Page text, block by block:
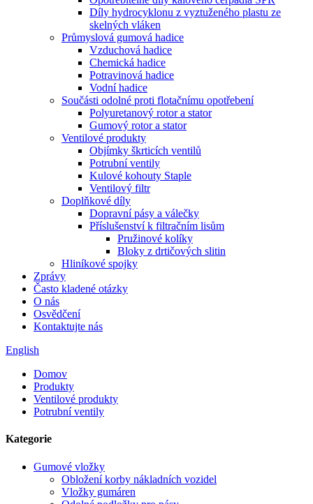
Díly hydrocyklonu z vyztuženého plastu ze
skelných vláken
Průmyslová gumová hadice
Vzduchová hadice
Chemická hadice
Potravinová hadice
Vodní hadice
Součásti odolné proti flotačnímu opotřebení
Polyuretanový rotor a stator
Gumový rotor a stator
Ventilové produkty
Objímky škrticích ventilů
Potrubní ventily
Kulové kohouty Staple
Ventilový filtr
Doplňkové díly
Dopravní pásy a válečky
Příslušenství k filtračním lisům
Pružinové kolíky
Bloky z drtičových slitin
Hliníkové spojky
Zprávy
Často kladené otázky
O nás
Osvědčení
Kontaktujte nás
English
Domov
Produkty
Ventilové produkty
Potrubní ventily
Kategorie
Gumové vložky
Obložení korby nákladních vozidel
Vložky gumáren